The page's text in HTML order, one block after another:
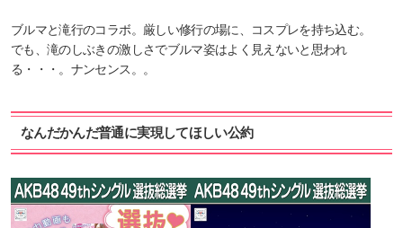
ブルマと滝行のコラボ。厳しい修行の場に、コスプレを持ち込む。
でも、滝のしぶきの激しさでブルマ姿はよく見えないと思われ
る・・・。ナンセンス。。
なんだかんだ普通に実現してほしい公約